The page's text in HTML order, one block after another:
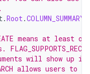
.Root.COLUMN_SUMMARY
means at
will show up
allows users